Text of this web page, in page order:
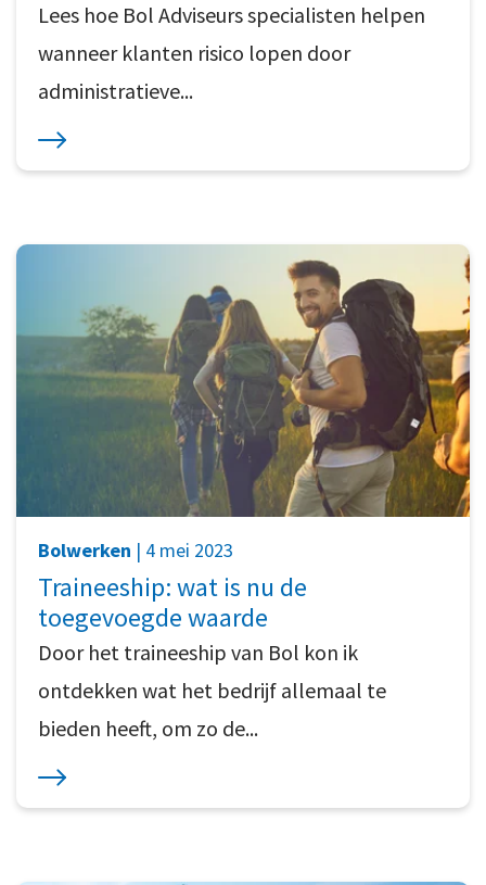
Lees hoe Bol Adviseurs specialisten helpen
wanneer klanten risico lopen door
administratieve...
Bolwerken | 4 mei 2023
Traineeship: wat is nu de
toegevoegde waarde
Door het traineeship van Bol kon ik
ontdekken wat het bedrijf allemaal te
bieden heeft, om zo de...